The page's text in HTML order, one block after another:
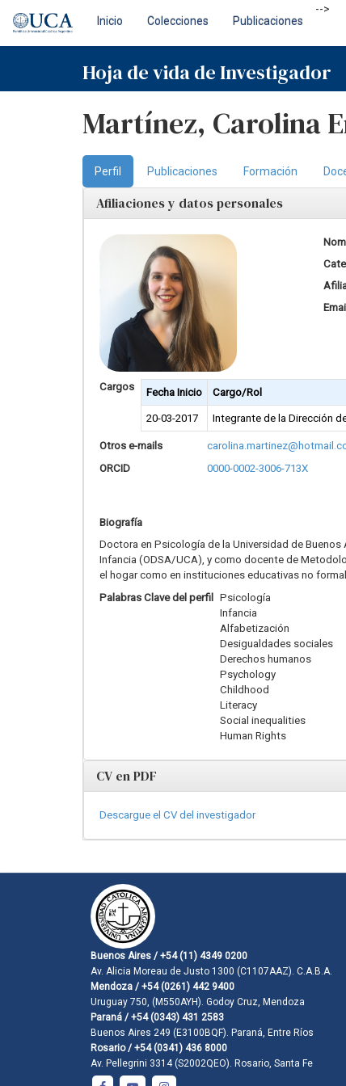
navigation
Inicio Colecciones Publicaciones
-->
Hoja de vida de Investigador
Martínez, Carolina
Perfil Publicaciones Formación
Afiliaciones y datos personales
Email
Cargos Fecha Inicio Cargo/Rol
20-03-2017 Integrante de la Dirección
Otros e-mails
ORCID
0000-0002-3006-713X
Biografía
Doctora en Psicología de la Universidad de
Infancia (ODSA/UCA), y como docente de
el hogar como en instituciones educativas no
Palabras Clave del perfil Psicología
Infancia
Alfabetización
Desigualdades sociales
Derechos humanos
Psychology
Childhood
Literacy
Social inequalities
Human Rights
CV en PDF
Descargue el CV del investigador
Buenos Aires / +54 (11) 4349 0200
Av. Alicia Moreau de Justo 1300 (C1107AAZ). C.A.B.A.
Mendoza / +54 (0261) 442 9400
Uruguay 750, (M550AYH). Godoy Cruz, Mendoza
Paraná / +54 (0343) 431 2583
Buenos Aires 249 (E3100BQF). Paraná, Entre Ríos
Rosario / +54 (0341) 436 8000
Av. Pellegrini 3314 (S2002QEO). Rosario, Santa Fe